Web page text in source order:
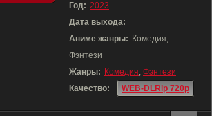
Год: 2023
Дата выхода:
Аниме жанры: Комедия,
Фэнтези
Жанры: Комедия, Фэнтези
Качество:
WEB-DLRip 720p